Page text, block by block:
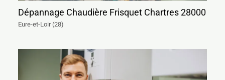
Dépannage Chaudière Frisquet Chartres 28000
Eure-et-Loir (28)